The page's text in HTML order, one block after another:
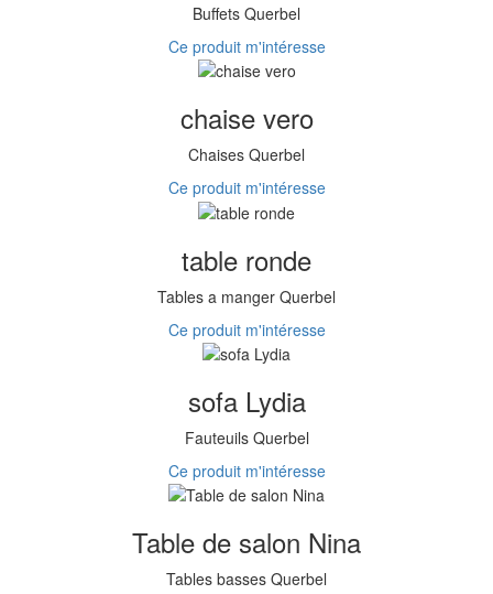
Buffets Querbel
Ce produit m'intéresse
chaise vero
Chaises Querbel
Ce produit m'intéresse
table ronde
Tables a manger Querbel
Ce produit m'intéresse
sofa Lydia
Fauteuils Querbel
Ce produit m'intéresse
Table de salon Nina
Tables basses Querbel